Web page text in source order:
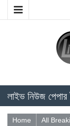
লাইভ নিউজ পেপার
Home All